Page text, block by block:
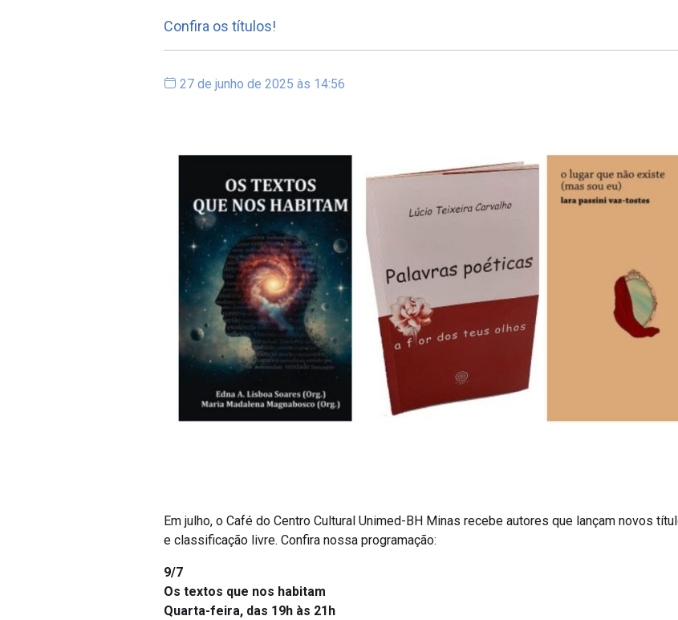
Confira os títulos!
27 de junho de 2025 às 14:56
Em julho, o Café do Centro Cultural Unimed-BH Minas recebe autores que lançam novos
e classificação livre. Confira nossa programação:
9/7
Os textos que nos habitam
Quarta-feira, das 19h às 21h